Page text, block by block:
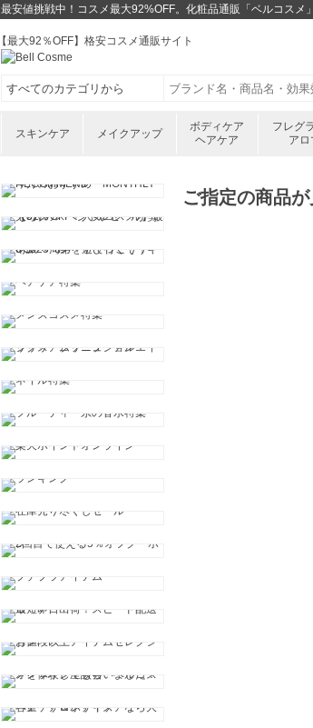
最安値挑戦中！コスメ最大92%OFF。化粧品通販「ベルコスメ」
【最大92％OFF】格安コスメ通販サイト
スキンケア メイクアップ
ボディケア
ヘアケア
フレグ
アロ
ご指定の商品が